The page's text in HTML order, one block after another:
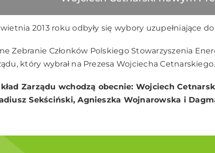
2013 roku odbyły się wybory uzupełniające
Zebranie Członków Polskiego Stowarzyszenia
który wybrał na Prezesa Wojciecha Cetnarskiego.
Zarządu wchodzą obecnie: Wojciech
Sekściński, Agnieszka Wojnarowska i